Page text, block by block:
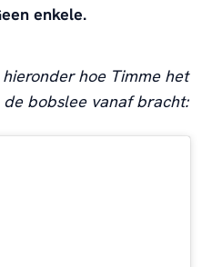
enkele.
hoe Timme het
bobslee vanaf bracht: